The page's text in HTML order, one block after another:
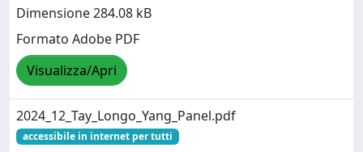
Dimensione 284.08 kB
Formato Adobe PDF
Visualizza/Apri
2024_12_Tay_Longo_Yang_Panel.pdf
accessibile in internet per tutti